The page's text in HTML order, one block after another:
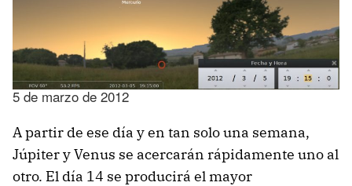
5 de marzo de 2012
A partir de ese día y en tan solo una semana,
Júpiter y Venus se acercarán rápidamente uno al
otro. El día 14 se producirá el mayor